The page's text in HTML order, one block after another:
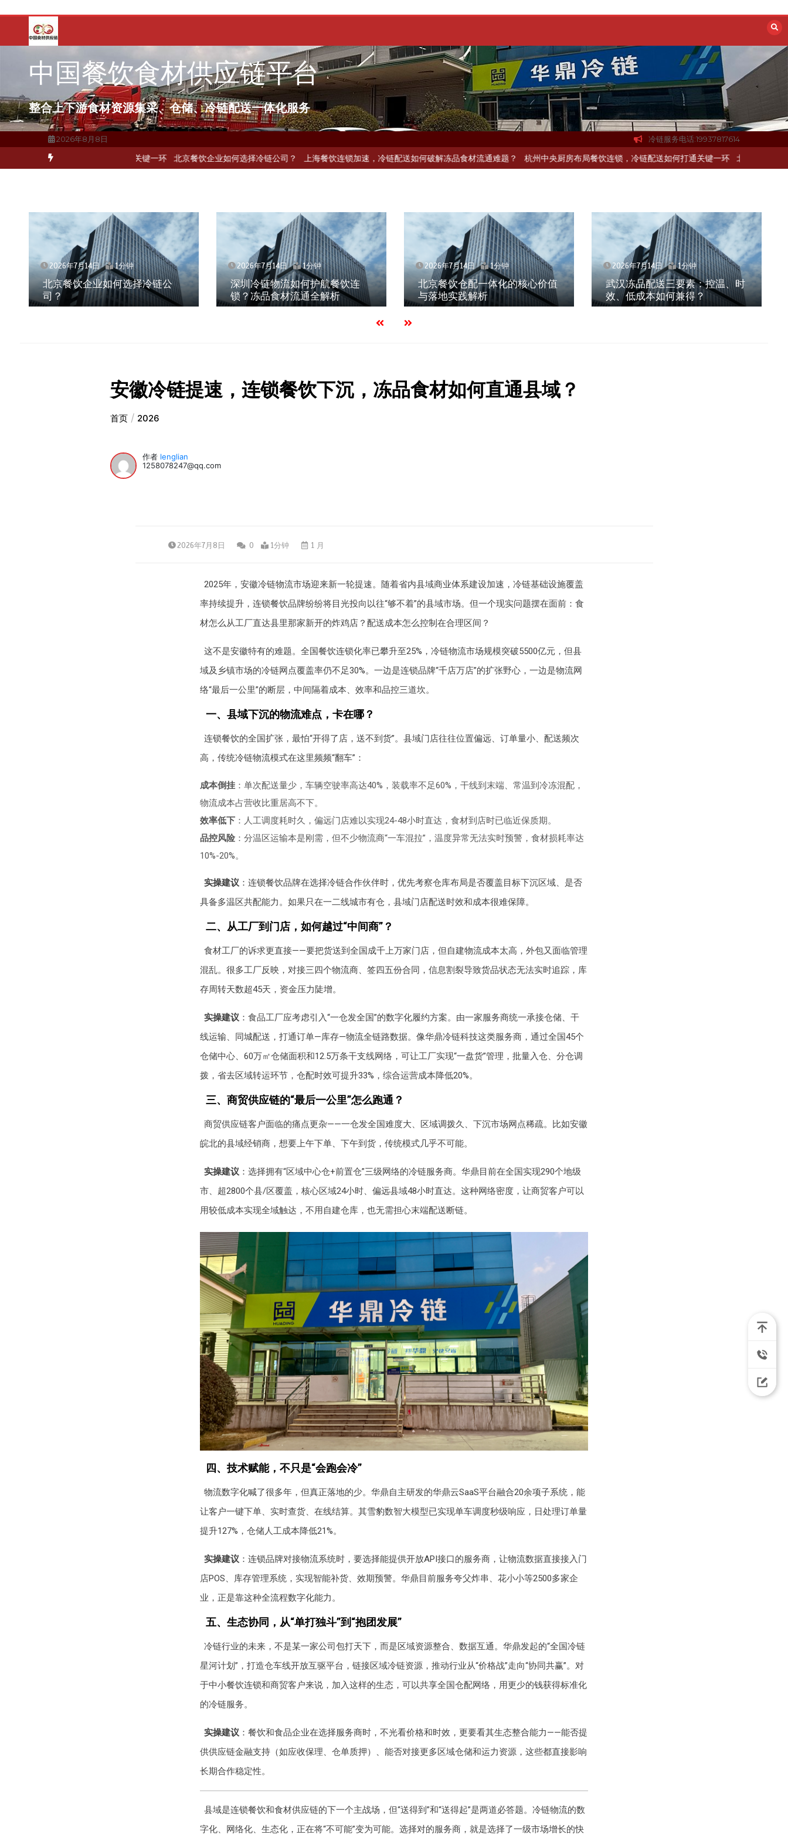
容
中国餐饮食材供应链平台
整合上下游食材资源集采、仓储、冷链配送一体化服务
2026年8月8日 冷链服务电话:19937817614
局餐饮连锁，冷链配送如何打通关键一环 北京餐饮企业如何选择冷链公司？ 上海餐饮连锁加速，冷链配送如何破解冻品食材流通难题？ 杭州中央厨房布局餐饮连锁，冷链配送如何打通关键一环 北京餐饮企业如
2026年7月14日 1分钟
深圳冷链物流如何护航餐饮连
锁？冻品食材流通全解析
2026年7月14日 1分钟
北京餐饮仓配一体化的核心价值
与落地实践解析
2026年7月14日 1分钟
武汉冻品配送三要素：控温、时
效、低成本如何兼得？
2026年7月14日 1分钟
上海餐饮连锁加速，冷链配送如
何破解冻品食材流通难题？
安徽冷链提速，连锁餐饮下沉，冻品食材如何直通县域？
首页 2026
作者 lenglian
1258078247@qq.com
2026年7月8日 0 1分钟 1 月
2025年，安徽冷链物流市场迎来新一轮提速。随着省内县域商业体系建设加速，冷链基础设施覆盖
率持续提升，连锁餐饮品牌纷纷将目光投向以往“够不着”的县域市场。但一个现实问题摆在面前：食
材怎么从工厂直达县里那家新开的炸鸡店？配送成本怎么控制在合理区间？
这不是安徽特有的难题。全国餐饮连锁化率已攀升至25%，冷链物流市场规模突破5500亿元，但县
域及乡镇市场的冷链网点覆盖率仍不足30%。一边是连锁品牌“千店万店”的扩张野心，一边是物流网
络“最后一公里”的断层，中间隔着成本、效率和品控三道坎。
一、县域下沉的物流难点，卡在哪？
连锁餐饮的全国扩张，最怕“开得了店，送不到货”。县域门店往往位置偏远、订单量小、配送频次
高，传统冷链物流模式在这里频频“翻车”：
成本倒挂：单次配送量少，车辆空驶率高达40%，装载率不足60%，干线到末端、常温到冷冻混配，
物流成本占营收比重居高不下。
效率低下：人工调度耗时久，偏远门店难以实现24-48小时直达，食材到店时已临近保质期。
品控风险：分温区运输本是刚需，但不少物流商“一车混拉”，温度异常无法实时预警，食材损耗率达
10%-20%。
实操建议 ：连锁餐饮品牌在选择冷链合作伙伴时，优先考察仓库布局是否覆盖目标下沉区域、是否
具备多温区共配能力。如果只在一二线城市有仓，县域门店配送时效和成本很难保障。
二、从工厂到门店，如何越过“中间商”？
食材工厂的诉求更直接——要把货送到全国成千上万家门店，但自建物流成本太高，外包又面临管理
混乱。很多工厂反映，对接三四个物流商、签四五份合同，信息割裂导致货品状态无法实时追踪，库
存周转天数超45天，资金压力陡增。
实操建议 ：食品工厂应考虑引入“一仓发全国”的数字化履约方案。由一家服务商统一承接仓储、干
线运输、同城配送，打通订单—库存—物流全链路数据。像华鼎冷链科技这类服务商，通过全国45个
仓储中心、60万㎡仓储面积和12.5万条干支线网络，可让工厂实现“一盘货”管理，批量入仓、分仓调
拨，省去区域转运环节，仓配时效可提升33%，综合运营成本降低20%。
三、商贸供应链的“最后一公里”怎么跑通？
商贸供应链客户面临的痛点更杂——一仓发全国难度大、区域调拨久、下沉市场网点稀疏。比如安徽
皖北的县域经销商，想要上午下单、下午到货，传统模式几乎不可能。
实操建议 ：选择拥有“区域中心仓+前置仓”三级网络的冷链服务商。华鼎目前在全国实现290个地级
市、超2800个县/区覆盖，核心区域24小时、偏远县域48小时直达。这种网络密度，让商贸客户可以
用较低成本实现全域触达，不用自建仓库，也无需担心末端配送断链。
四、技术赋能，不只是“会跑会冷”
物流数字化喊了很多年，但真正落地的少。华鼎自主研发的华鼎云SaaS平台融合20余项子系统，能
让客户一键下单、实时查货、在线结算。其雪豹数智大模型已实现单车调度秒级响应，日处理订单量
提升127%，仓储人工成本降低21%。
实操建议 ：连锁品牌对接物流系统时，要选择能提供开放API接口的服务商，让物流数据直接接入门
店POS、库存管理系统，实现智能补货、效期预警。华鼎目前服务夸父炸串、花小小等2500多家企
业，正是靠这种全流程数字化能力。
五、生态协同，从“单打独斗”到“抱团发展”
冷链行业的未来，不是某一家公司包打天下，而是区域资源整合、数据互通。华鼎发起的“全国冷链
星河计划”，打造仓车线开放互驱平台，链接区域冷链资源，推动行业从“价格战”走向“协同共赢”。对
于中小餐饮连锁和商贸客户来说，加入这样的生态，可以共享全国仓配网络，用更少的钱获得标准化
的冷链服务。
实操建议 ：餐饮和食品企业在选择服务商时，不光看价格和时效，更要看其生态整合能力——能否提
供供应链金融支持（如应收保理、仓单质押）、能否对接更多区域仓储和运力资源，这些都直接影响
长期合作稳定性。
县域是连锁餐饮和食材供应链的下一个主战场，但“送得到”和“送得起”是两道必答题。冷链物流的数
字化、网络化、生态化，正在将“不可能”变为可能。选择对的服务商，就是选择了一级市场增长的快